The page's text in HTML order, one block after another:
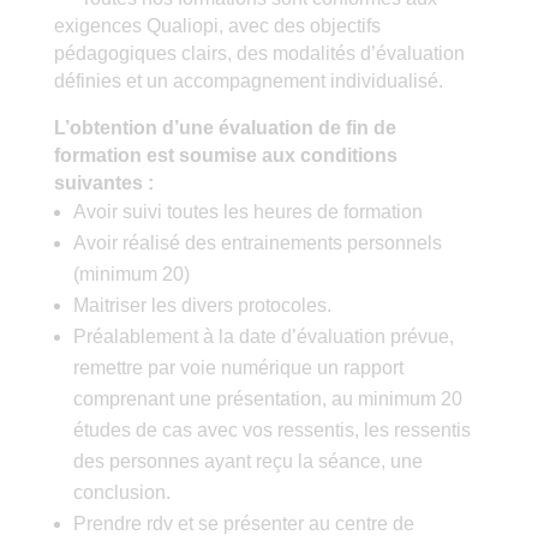
exigences Qualiopi, avec des objectifs
pédagogiques clairs, des modalités d’évaluation
définies et un accompagnement individualisé.
L’obtention d’une évaluation de fin de
formation est soumise aux conditions
suivantes :
Avoir suivi toutes les heures de formation
Avoir réalisé des entrainements personnels
(minimum 20)
Maitriser les divers protocoles.
Préalablement à la date d’évaluation prévue,
remettre par voie numérique un rapport
comprenant une présentation, au minimum 20
études de cas avec vos ressentis, les ressentis
des personnes ayant reçu la séance, une
conclusion.
Prendre rdv et se présenter au centre de